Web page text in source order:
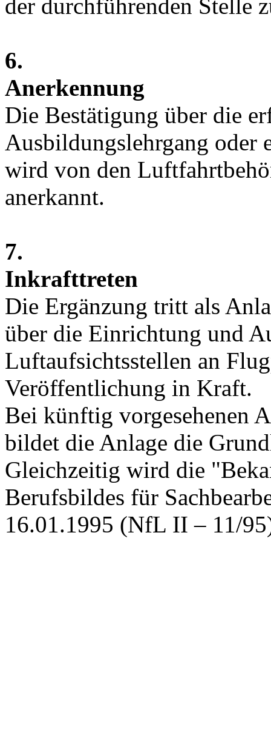
der durchführenden Stelle
6.
Anerkennung
Die Bestätigung über die
Ausbildungslehrgang oder
wird von den
anerkannt.
7.
Inkrafttreten
Die Ergänzung tritt als
über die Einrichtung und
Luftaufsichtsstellen an
Veröffentlichung in Kraft.
Bei künftig vorgesehenen
bildet die Anlage die
Gleichzeitig wird die
Berufsbildes für
16.01.1995 (NfL II – 11/